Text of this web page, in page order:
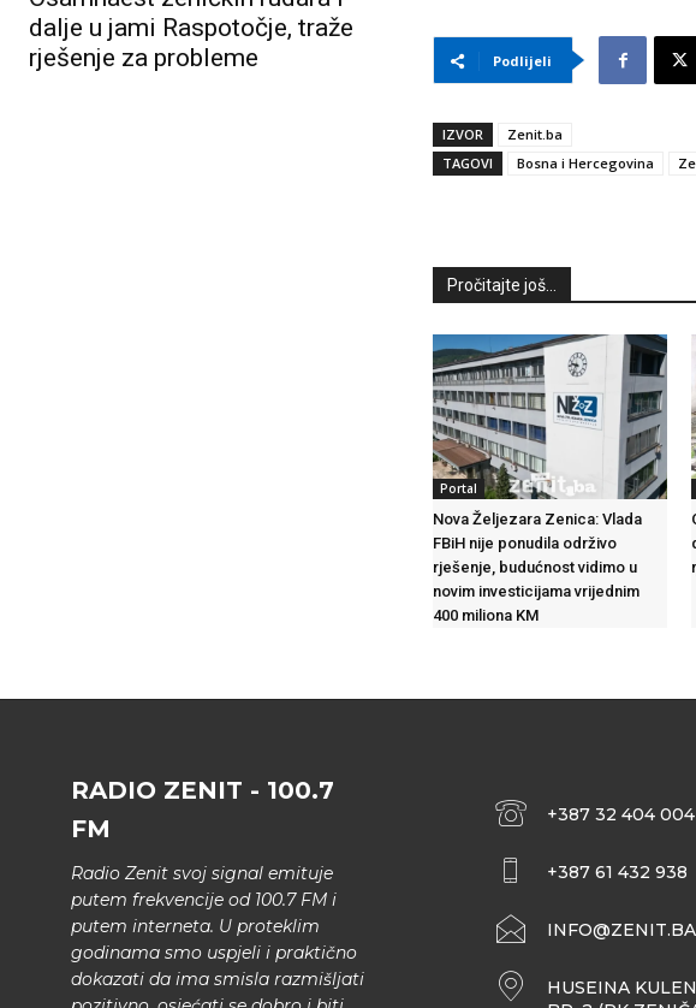
dalje u jami Raspotočje, traže
rješenje za probleme
Podlijeli
IZVOR
Zenit.ba
TAGOVI
Bosna i Hercegovina
Pročitajte još...
Portal
Nova Željezara Zenica: Vlada
FBiH nije ponudila održivo
rješenje, budućnost vidimo u
novim investicijama vrijednim
400 miliona KM
RADIO ZENIT - 100.7
FM
Radio Zenit svoj signal emituje
putem frekvencije od 100.7 FM i
putem interneta. U proteklim
godinama smo uspjeli i praktično
dokazati da ima smisla razmišljati
+387 32 404 004
+387 61 432 938
INFO@ZENIT.BA
HUSEINA